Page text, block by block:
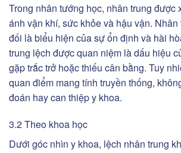
Trong nhân tướng học, nhân trung được
ánh vận khí, sức khỏe và hậu vận. Nhân
đối là biểu hiện của sự ổn định và hài
trung lệch được quan niệm là dấu hiệu
gặp trắc trở hoặc thiếu cân bằng. Tuy
quan điểm mang tính truyền thống,
đoán hay can thiệp y khoa.
3.2 Theo khoa học
Dưới góc nhìn y khoa, lệch nhân trung